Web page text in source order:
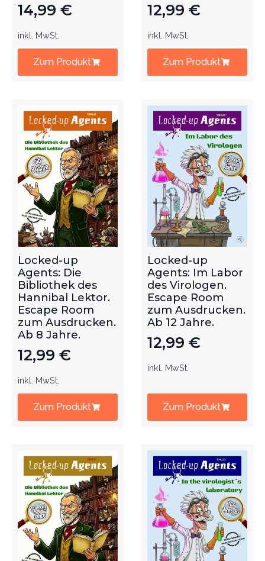
14,99 €
inkl. MwSt.
Zum Produkt
12,99 €
inkl. MwSt.
Zum Produkt
Locked-up
Agents: Die
Bibliothek des
Hannibal Lektor.
Escape Room
zum Ausdrucken.
Ab 8 Jahre.
12,99 €
inkl. MwSt.
Zum Produkt
Locked-up
Agents: Im Labor
des Virologen.
Escape Room
zum Ausdrucken.
Ab 12 Jahre.
12,99 €
inkl. MwSt.
Zum Produkt